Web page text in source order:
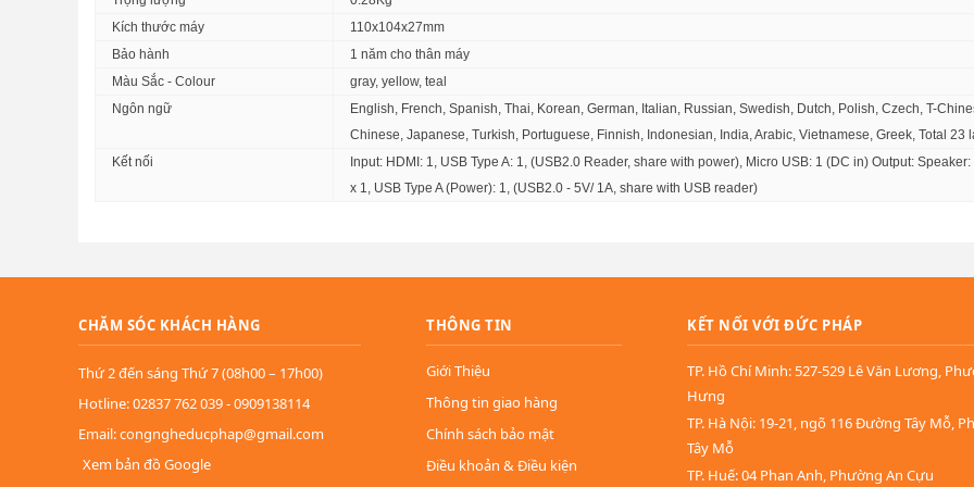
Kích thước máy
110x104x27mm
Bảo hành
1 năm cho thân máy
Màu Sắc - Colour
gray, yellow, teal
Ngôn ngữ
English, French, Spanish, Thai, Korean, German, Italian, Russian, Swedish, Dutch, Polish, Czech, T-
Chinese, Japanese, Turkish, Portuguese, Finnish, Indonesian, India, Arabic, Vietnamese, Greek, Total 23
Kết nối
Input: HDMI: 1, USB Type A: 1, (USB2.0 Reader, share with power), Micro USB: 1 (DC in) Output:
x 1, USB Type A (Power): 1, (USB2.0 - 5V/ 1A, share with USB reader)
CHĂM SÓC KHÁCH HÀNG
Thứ 2 đến sáng Thứ 7 (08h00 – 17h00)
Hotline: 02837 762 039 - 0909138114
Email: congngheducphap@gmail.com
Xem bản đồ Google
THÔNG TIN
Giới Thiệu
Thông tin giao hàng
Chính sách bảo mật
Điều khoản & Điều kiện
KẾT NỐI VỚI ĐỨC PHÁP
TP. Hồ Chí Minh: 527-529 Lê Văn Lương,
Hưng
TP. Hà Nội: 19-21, ngõ 116 Đường Tây Mỗ,
Tây Mỗ
TP. Huế: 04 Phan Anh, Phường An Cựu